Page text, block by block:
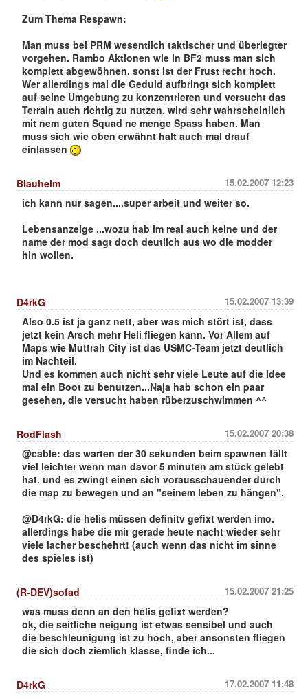
Zum Thema Respawn:
Man muss bei PRM wesentlich taktischer und überlegter
vorgehen. Rambo Aktionen wie in BF2 muss man sich
komplett abgewöhnen, sonst ist der Frust recht hoch.
Wer allerdings mal die Geduld aufbringt sich komplett
auf seine Umgebung zu konzentrieren und versucht das
Terrain auch richtig zu nutzen, wird sehr wahrscheinlich
mit nem guten Squad ne menge Spass haben. Man
muss sich wie oben erwähnt halt auch mal drauf
einlassen
15.02.2007 12:23
Blauhelm
ich kann nur sagen....super arbeit und weiter so.
Lebensanzeige ...wozu hab im real auch keine und der
name der mod sagt doch deutlich aus wo die modder
hin wollen.
15.02.2007 13:39
D4rkG
Also 0.5 ist ja ganz nett, aber was mich stört ist, dass
jetzt kein Arsch mehr Heli fliegen kann. Vor Allem auf
Maps wie Muttrah City ist das USMC-Team jetzt deutlich
im Nachteil.
Und es kommen auch nicht sehr viele Leute auf die Idee
mal ein Boot zu benutzen...Naja hab schon ein paar
gesehen, die versucht haben rüberzuschwimmen ^^
15.02.2007 20:38
RodFlash
@cable: das warten der 30 sekunden beim spawnen fällt
viel leichter wenn man davor 5 minuten am stück gelebt
hat. und es zwingt einen sich vorausschauender durch
die map zu bewegen und an "seinem leben zu hängen".
@D4rkG: die helis müssen definitv gefixt werden imo.
allerdings habe die mir gerade heute nacht wieder sehr
viele lacher beschehrt! (auch wenn das nicht im sinne
des spieles ist)
15.02.2007 21:25
(R-DEV)sofad
was muss denn an den helis gefixt werden?
ok, die seitliche neigung ist etwas sensibel und auch
die beschleunigung ist zu hoch, aber ansonsten fliegen
die sich doch ziemlich klasse, finde ich...
17.02.2007 11:48
D4rkG